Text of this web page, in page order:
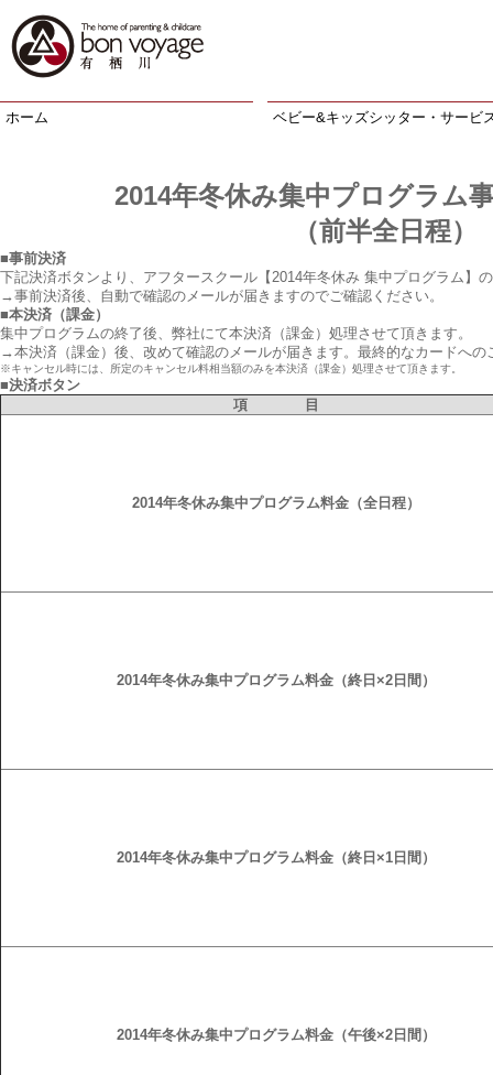
ホーム ベビー&キッズシッター・サービ
2014年冬休み集中プログラム
（前半全日程）
■事前決済
下記決済ボタンより、アフタースクール【2014年冬休み 集中プログラム】
→事前決済後、自動で確認のメールが届きますのでご確認ください。
■本決済（課金）
集中プログラムの終了後、弊社にて本決済（課金）処理させて頂きます。
→本決済（課金）後、改めて確認のメールが届きます。最終的なカードへ
※キャンセル時には、所定のキャンセル料相当額のみを本決済（課金）処理させて頂きます。
■決済ボタン
項 目
2014年冬休み集中プログラム料金（全日程）
2014年冬休み集中プログラム料金（終日×2日間）
2014年冬休み集中プログラム料金（終日×1日間）
2014年冬休み集中プログラム料金（午後×2日間）